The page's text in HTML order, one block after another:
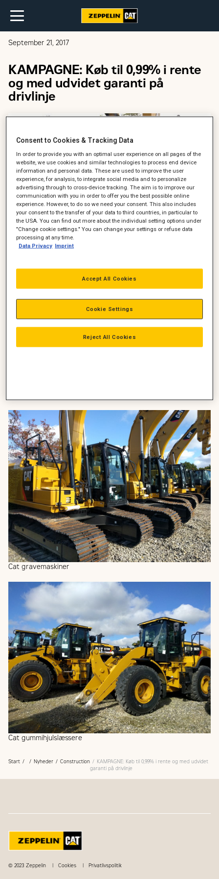
September 21, 2017
KAMPAGNE: Køb til 0,99% i rente
og med udvidet garanti på
drivlinje
Kampagnen gælder for Cat gravemaskiner fra 313 til 335 og
Cat gummihjulslæssere fra 950 til 982.
Finansiel leasing til 0,99% i rente. UDVIDET garanti på drivlinje.
Gælder for ovennævnte maskiner leveret inden udgangen af
2017.
For gravemaskinerne gælder udvidet garanti på drivlinje 3
år eller 6.000 timer, eller hvad der måtte komme først.
For hjullæsserne gælder udvidet garanti på drivlinje 3 år
eller 5.000 timer, eller hvad der måtte komme først.
Cat gravemaskiner
Cat gummihjulslæssere
Start Nyheder Construction
KAMPAGNE: Køb til 0,99% i rente og med udvidet
garanti på drivlinje
© 2023 Zeppelin Cookies Privatlivspolitik
Consent to Cookies & Tracking Data
In order to provide you with an optimal user experience on all pages of the
website, we use cookies and similar technologies to process end device
information and personal data. These are used to improve the user
experience, for analysis, to integrate social media and to personalize
advertising through to cross-device tracking. The aim is to improve our
communication with you in order to offer you the best possible online
experience. However, to do so we need your consent. This also includes
your consent to the transfer of your data to third countries, in particular to
the USA. You can find out more about the individual setting options under
"Change cookie settings." You can change your settings or refuse data
processing at any time.
Data Privacy Imprint
Reject All Cookies
Accept All Cookies
Cookie Settings